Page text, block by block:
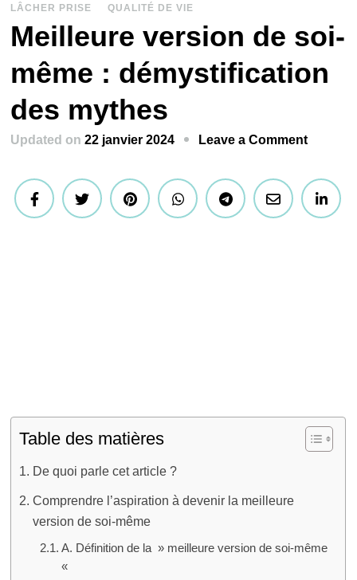
LÂCHER PRISE QUALITÉ DE VIE
Meilleure version de soi-
même : démystification
des mythes
Updated on22 janvier 2024 Leave a Commenton
version
de
Table des matières
De quoi parle cet article ?
Comprendre l’aspiration à devenir la meilleure
version de soi-même
A. Définition de la » meilleure version de soi-même
«